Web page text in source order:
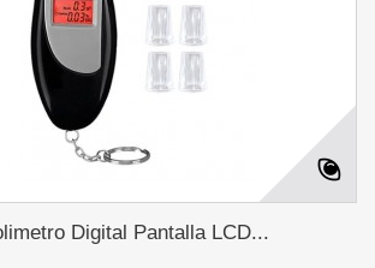
Digital Pantalla LCD...